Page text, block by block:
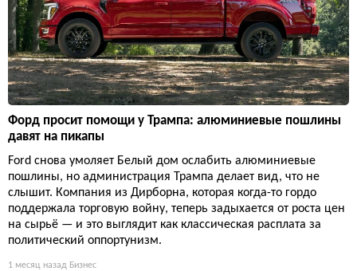
Форд просит помощи у Трампа: алюминиевые пошлины
давят на пикапы
Ford снова умоляет Белый дом ослабить алюминиевые
пошлины, но администрация Трампа делает вид, что не
слышит. Компания из Дирборна, которая когда-то гордо
поддержала торговую войну, теперь задыхается от роста цен
на сырьё — и это выглядит как классическая расплата за
политический оппортунизм.
1 месяц назад Бизнес